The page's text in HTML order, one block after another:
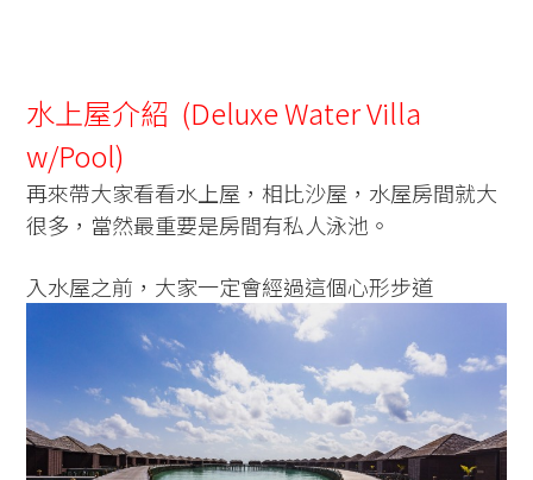
水上屋介紹 (Deluxe Water Villa
w/Pool)
再來帶大家看看水上屋，相比沙屋，水屋房間就大
很多，當然最重要是房間有私人泳池。
入水屋之前，大家一定會經過這個心形步道